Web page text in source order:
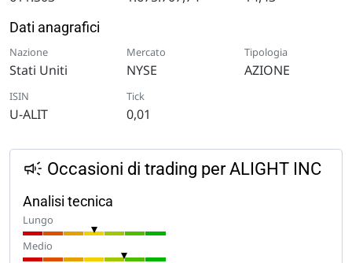
Dati anagrafici
Nazione
Stati Uniti
Mercato
NYSE
Tipologia
AZIONE
ISIN
U-ALIT
Tick
0,01
Occasioni di trading per ALIGHT INC
Analisi tecnica
Lungo
Medio